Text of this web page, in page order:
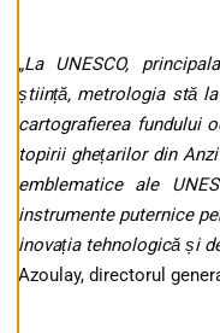
„La UNESCO,
știință, metrologia stă
cartografierea fundului
topirii ghețarilor din
emblematice ale
instrumente puternice
inovația tehnologică și
Azoulay, directorul